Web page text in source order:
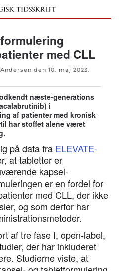
med CLL
den 10. maj 2023.
næste-generations
i
af patienter med kronisk
har stoffet alene været
på data fra ELEVATE-
at tabletter er
kapsel-
er en fordel for
med CLL, der ikke
og som derfor har
af tre fase I, open-label,
der har inkluderet
Studierne viste, at